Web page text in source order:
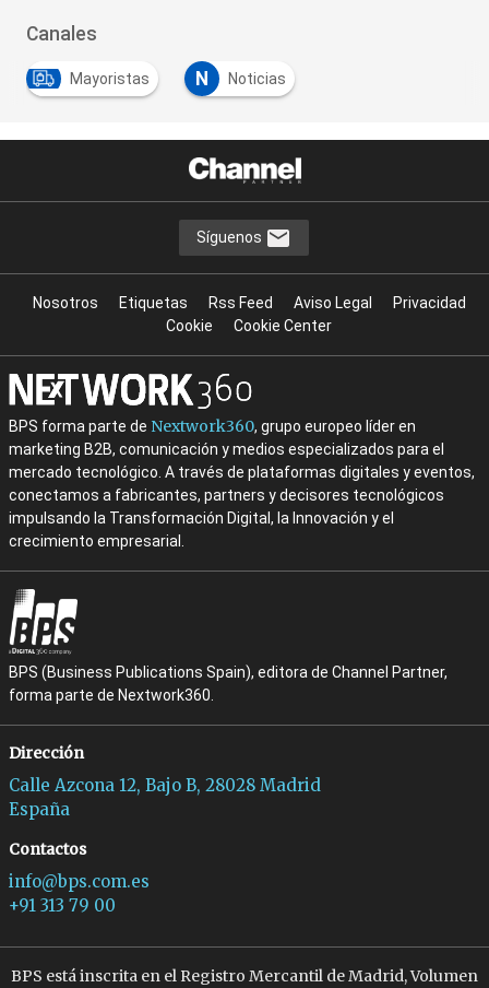
Canales
Mayoristas N Noticias
Síguenos
Nosotros Etiquetas Rss Feed Aviso Legal
Privacidad
Cookie
Cookie Center
BPS forma parte de Nextwork360, grupo europeo líder en
marketing B2B, comunicación y medios especializados para el
mercado tecnológico. A través de plataformas digitales y eventos,
conectamos a fabricantes, partners y decisores tecnológicos
impulsando la Transformación Digital, la Innovación y el
crecimiento empresarial.
BPS (Business Publications Spain), editora de Channel Partner,
forma parte de Nextwork360.
Dirección
Calle Azcona 12, Bajo B, 28028 Madrid
España
Contactos
info@bps.com.es
+91 313 79 00
BPS está inscrita en el Registro Mercantil de Madrid, Volumen